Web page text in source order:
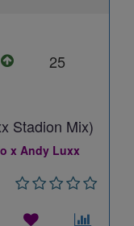
25
Stadion Mix)
x Andy Luxx